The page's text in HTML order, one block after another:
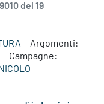
del 19
Argomenti:
Campagne: